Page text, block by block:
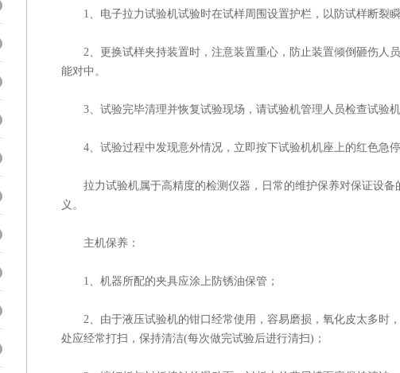
1、电子拉力试验机试验时在试样周围设置护栏，以防试样断裂
2、更换试样夹持装置时，注意装置重心，防止装置倾倒砸伤人
能对中。
3、试验完毕清理并恢复试验现场，请试验机管理人员检查试验
4、试验过程中发现意外情况，立即按下试验机机座上的红色急
拉力试验机属于高精度的检测仪器，日常的维护保养对保证设备
义。
主机保养：
1、机器所配的夹具应涂上防锈油保管；
2、由于液压试验机的钳口经常使用，容易磨损，氧化皮太多时
处应经常打扫，保持清洁(每次做完试验后进行清扫)；